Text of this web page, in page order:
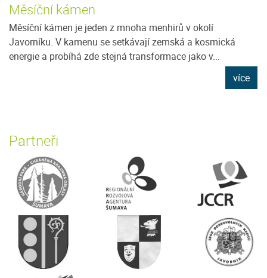
Měsíční kámen
Měsíční kámen je jeden z mnoha menhirů v okolí
Javorníku. V kamenu se setkávají zemská a kosmická
energie a probíhá zde stejná transformace jako v...
více
Partneři